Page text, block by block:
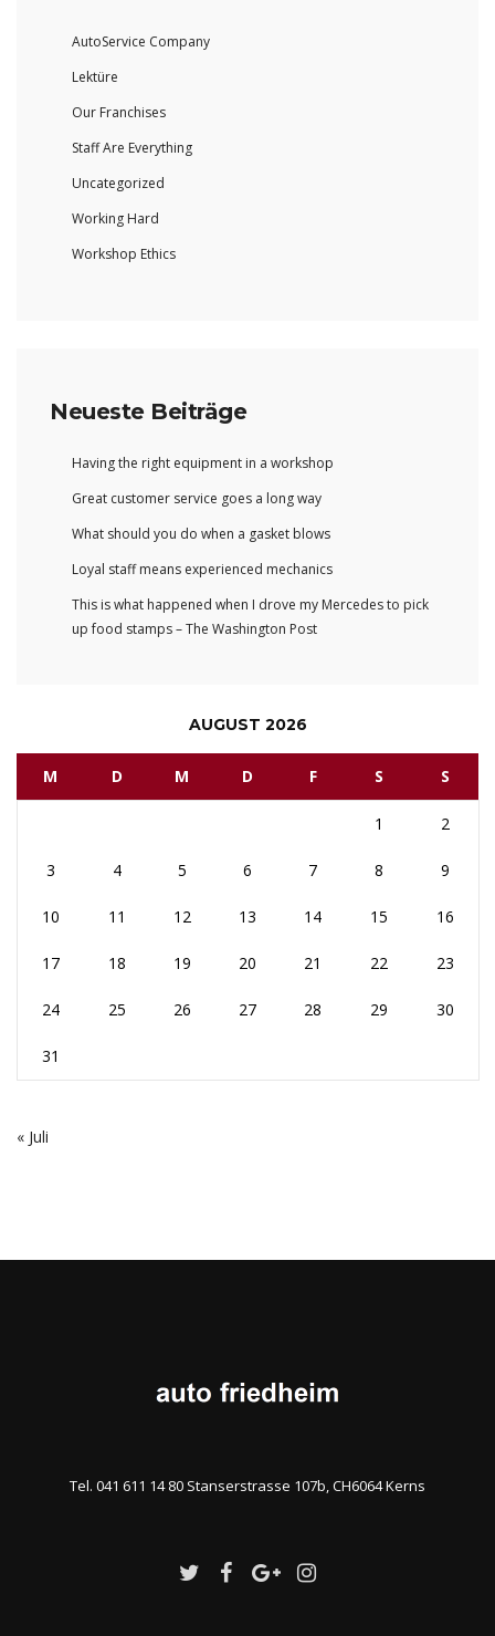
AutoService Company
Lektüre
Our Franchises
Staff Are Everything
Uncategorized
Working Hard
Workshop Ethics
Neueste Beiträge
Having the right equipment in a workshop
Great customer service goes a long way
What should you do when a gasket blows
Loyal staff means experienced mechanics
This is what happened when I drove my Mercedes to pick
up food stamps – The Washington Post
AUGUST 2026
M D M D F S S
1 2
3 4 5 6 7 8 9
10 11 12 13 14 15 16
17 18 19 20 21 22 23
24 25 26 27 28 29 30
31
« Juli
Tel. 041 611 14 80 Stanserstrasse 107b, CH6064 Kerns